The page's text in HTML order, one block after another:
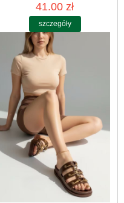
41.00 zł
szczegóły